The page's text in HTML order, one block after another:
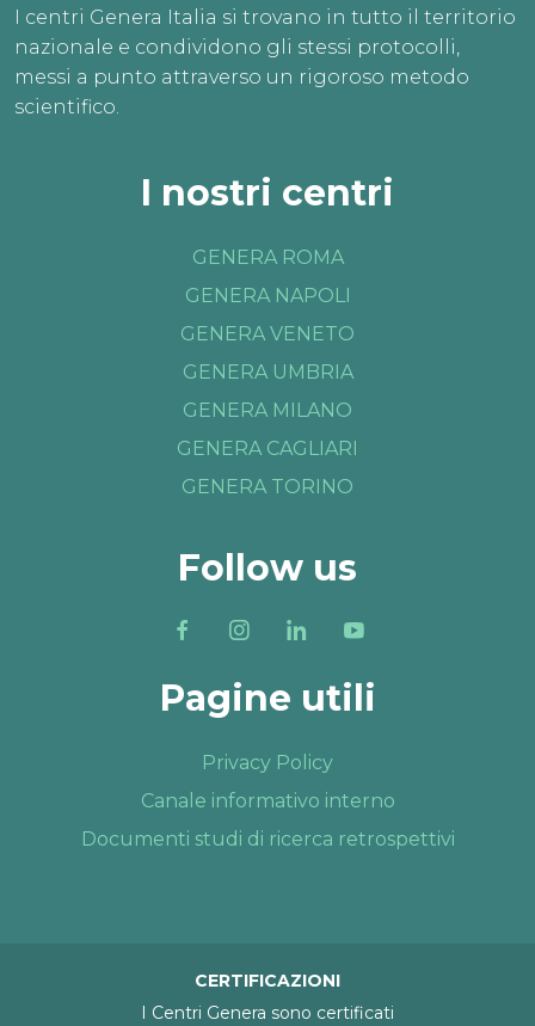
I centri Genera Italia si trovano in tutto il territorio
nazionale e condividono gli stessi protocolli,
messi a punto attraverso un rigoroso metodo
scientifico.
I nostri centri
GENERA ROMA
GENERA NAPOLI
GENERA VENETO
GENERA UMBRIA
GENERA MILANO
GENERA CAGLIARI
GENERA TORINO
Follow us
Pagine utili
Privacy Policy
Canale informativo interno
Documenti studi di ricerca retrospettivi
CERTIFICAZIONI
I Centri Genera sono certificati